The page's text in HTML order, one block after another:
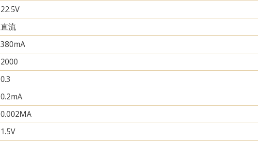
22.5V
直流
380mA
2000
0.3
0.2mA
0.002MA
1.5V